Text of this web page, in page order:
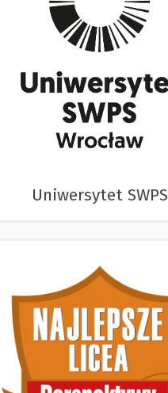
Uniwersytet SWPS